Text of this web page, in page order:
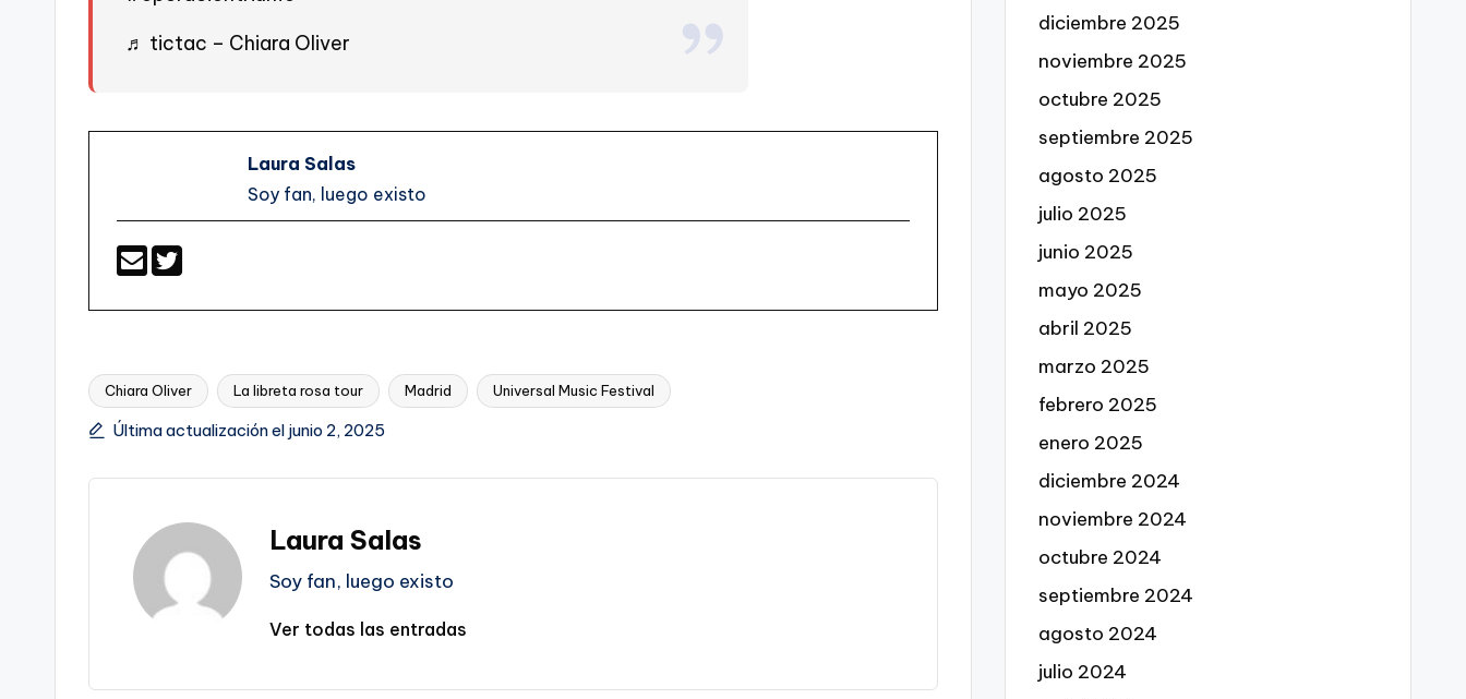
♬ tictac – Chiara Oliver
Laura Salas
Soy fan, luego existo
Etiquetas:
Chiara Oliver La libreta rosa tour Madrid Universal Music Festival
Última actualización el junio 2, 2025
Laura Salas
Soy fan, luego existo
Ver todas las entradas
diciembre 2025
noviembre 2025
octubre 2025
septiembre 2025
agosto 2025
julio 2025
junio 2025
mayo 2025
abril 2025
marzo 2025
febrero 2025
enero 2025
diciembre 2024
noviembre 2024
octubre 2024
septiembre 2024
agosto 2024
julio 2024